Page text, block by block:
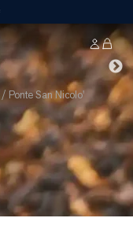
/ Ponte San Nicolo'